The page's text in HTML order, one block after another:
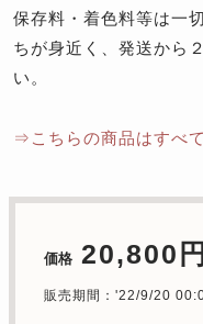
保存料・着色料等は一
ちが身近く、発送から
い。
⇒こちらの商品はすべ
価格 20,800円
販売期間：'22/9/20